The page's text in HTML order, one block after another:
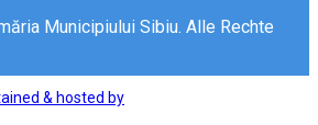
Municipiului Sibiu. Alle Rechte
& hosted by